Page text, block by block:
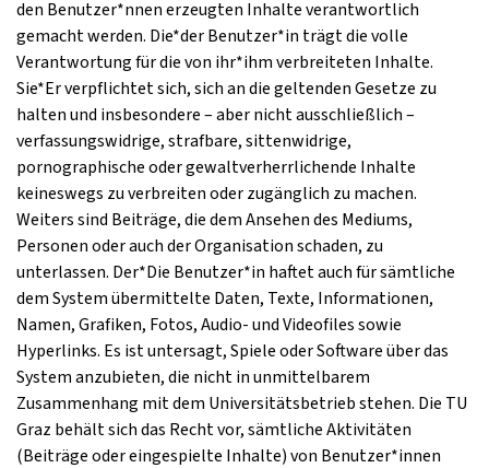
den Benutzer*nnen erzeugten Inhalte verantwortlich
gemacht werden. Die*der Benutzer*in trägt die volle
Verantwortung für die von ihr*ihm verbreiteten Inhalte.
Sie*Er verpflichtet sich, sich an die geltenden Gesetze zu
halten und insbesondere – aber nicht ausschließlich –
verfassungswidrige, strafbare, sittenwidrige,
pornographische oder gewaltverherrlichende Inhalte
keineswegs zu verbreiten oder zugänglich zu machen.
Weiters sind Beiträge, die dem Ansehen des Mediums,
Personen oder auch der Organisation schaden, zu
unterlassen. Der*Die Benutzer*in haftet auch für sämtliche
dem System übermittelte Daten, Texte, Informationen,
Namen, Grafiken, Fotos, Audio- und Videofiles sowie
Hyperlinks. Es ist untersagt, Spiele oder Software über das
System anzubieten, die nicht in unmittelbarem
Zusammenhang mit dem Universitätsbetrieb stehen. Die TU
Graz behält sich das Recht vor, sämtliche Aktivitäten
(Beiträge oder eingespielte Inhalte) von Benutzer*innen